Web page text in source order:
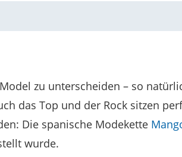
zu unterscheiden – so
das Top und der Rock sitzen
Die spanische Modekette
wurde.